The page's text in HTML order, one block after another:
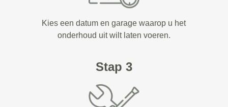
Kies een datum en garage waarop u het
onderhoud uit wilt laten voeren.
Stap 3